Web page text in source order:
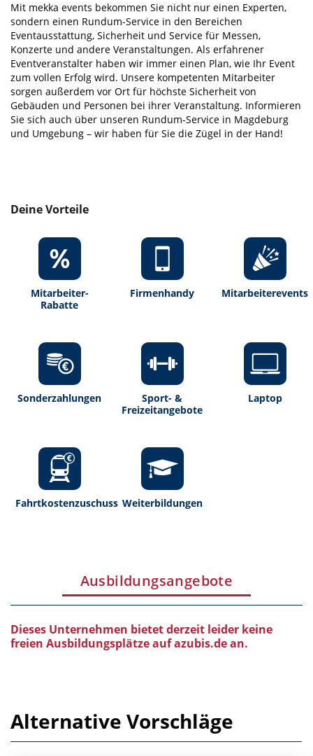
Mit mekka events bekommen Sie nicht nur einen Experten,
sondern einen Rundum-Service in den Bereichen
Eventausstattung, Sicherheit und Service für Messen,
Konzerte und andere Veranstaltungen. Als erfahrener
Eventveranstalter haben wir immer einen Plan, wie Ihr Event
zum vollen Erfolg wird. Unsere kompetenten Mitarbeiter
sorgen außerdem vor Ort für höchste Sicherheit von
Gebäuden und Personen bei ihrer Veranstaltung. Informieren
Sie sich auch über unseren Rundum-Service in Magdeburg
und Umgebung – wir haben für Sie die Zügel in der Hand!
Deine Vorteile
Mitarbeiter-
Rabatte
Firmenhandy Mitarbeiterevents
Sonderzahlungen
Sport- &
Freizeitangebote
Laptop
Fahrtkostenzuschuss Weiterbildungen
Ausbildungsangebote
Dieses Unternehmen bietet derzeit leider keine
freien Ausbildungsplätze auf azubis.de an.
Alternative Vorschläge